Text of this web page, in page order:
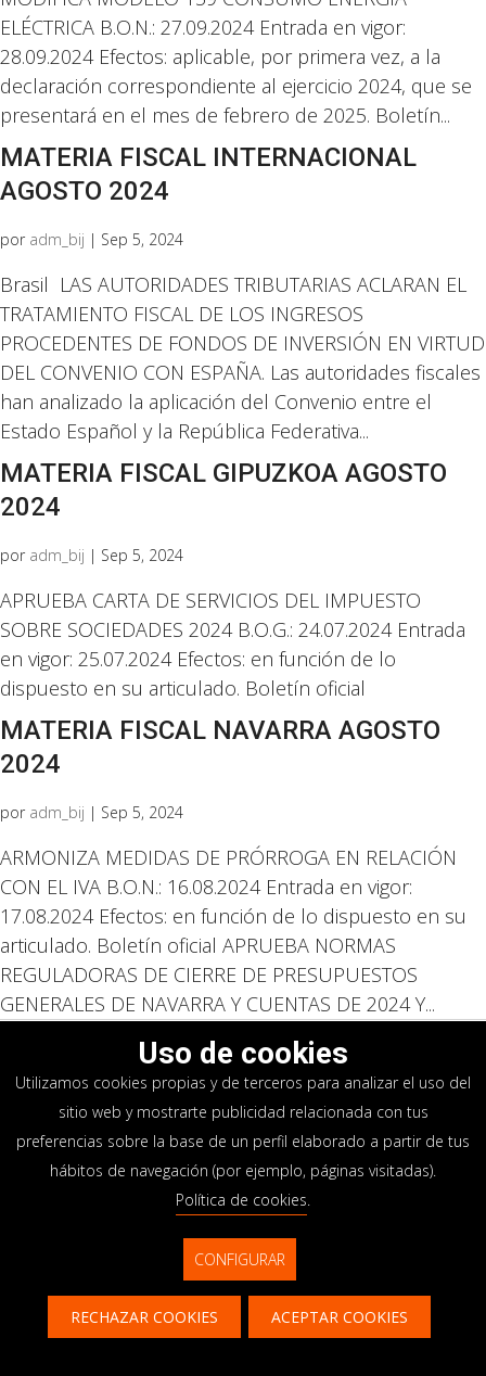
ELÉCTRICA B.O.N.: 27.09.2024 Entrada en vigor:
28.09.2024 Efectos: aplicable, por primera vez, a la
declaración correspondiente al ejercicio 2024, que se
presentará en el mes de febrero de 2025. Boletín...
MATERIA FISCAL INTERNACIONAL
AGOSTO 2024
por adm_bij | Sep 5, 2024
Brasil LAS AUTORIDADES TRIBUTARIAS ACLARAN EL
TRATAMIENTO FISCAL DE LOS INGRESOS
PROCEDENTES DE FONDOS DE INVERSIÓN EN VIRTUD
DEL CONVENIO CON ESPAÑA. Las autoridades fiscales
han analizado la aplicación del Convenio entre el
Estado Español y la República Federativa...
MATERIA FISCAL GIPUZKOA AGOSTO
2024
por adm_bij | Sep 5, 2024
APRUEBA CARTA DE SERVICIOS DEL IMPUESTO
SOBRE SOCIEDADES 2024 B.O.G.: 24.07.2024 Entrada
en vigor: 25.07.2024 Efectos: en función de lo
dispuesto en su articulado. Boletín oficial
MATERIA FISCAL NAVARRA AGOSTO
2024
por adm_bij | Sep 5, 2024
ARMONIZA MEDIDAS DE PRÓRROGA EN RELACIÓN
CON EL IVA B.O.N.: 16.08.2024 Entrada en vigor:
17.08.2024 Efectos: en función de lo dispuesto en su
articulado. Boletín oficial APRUEBA NORMAS
REGULADORAS DE CIERRE DE PRESUPUESTOS
GENERALES DE NAVARRA Y CUENTAS DE 2024 Y...
ANTERIOR 2 5 ...
SIGUIENTE
Uso de cookies
Utilizamos cookies propias y de terceros para analizar el uso del
sitio web y mostrarte publicidad relacionada con tus
preferencias sobre la base de un perfil elaborado a partir de tus
hábitos de navegación (por ejemplo, páginas visitadas).
Política de cookies.
CONFIGURAR
RECHAZAR COOKIES ACEPTAR COOKIES